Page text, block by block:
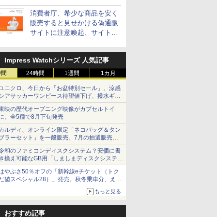
消費者庁、希少な商品を安く
販売すると見せかける偽通販
サイトに注意喚起、サイト名
Impress Watchシリーズ 人気記事
24時間 1週間 1カ月
ニクロ、今日から「お盆特別セール」。涼感
アサッカーワンピース待望値下げ、撥水ギア
ョーツは1990円に
映の歴代オープニング映像がカプセルトイ
。全5種で8月下旬発売
ルディ、オンライン限定「ネコバッグ＆タン
ラーセット」を一般販売。7月の抽選販売の
選無効分
和のファミコンディスクシステム？安価に書
換え可能なGB用「しましまディスクシステ
」
やぶさ50％オフの「新幹線eチケット（トク
値スペシャル28）」発売。秋冬乗車分、えき
もっと見る
おすすめ記事